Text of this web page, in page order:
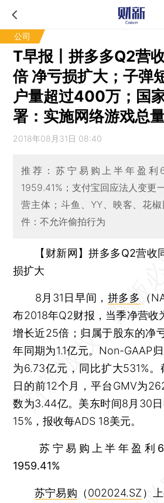
公司
T早报丨拼多多Q2营
倍 净亏损扩大；子弹
户量超过400万；国
署：实施网络游戏总
2018年08月31日 08:40
推荐：苏宁易购上半年盈利
1959.41%；支付宝回应法人变更
营主体；斗鱼、YY、映客、花
件：不允许偷拍行为
【财新网】拼多多Q2营
损扩大
8月31日早间， 拼多多
（
布2018年Q2财报，当季净营收
增长近25倍；归属于股东的净
年同期为1.1亿元。Non-GAAP
为6.73亿元，同比扩大531%
日的前12个月，平台GMV为
数为3.44亿。美东时间8月30
15%，报收每ADS 18美元。
苏宁易购上半年盈利
1959.41%
苏宁易购 （002024.SZ ）